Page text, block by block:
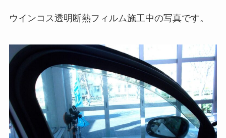
ウインコス透明断熱フィルム施工中の写真です。